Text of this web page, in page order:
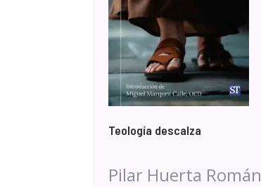
Teología descalza
Pilar Huerta Román